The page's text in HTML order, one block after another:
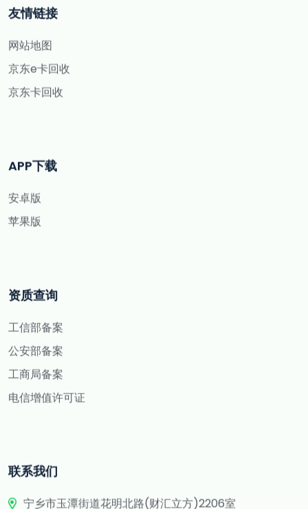
友情链接
网站地图
京东e卡回收
京东卡回收
APP下载
安卓版
苹果版
资质查询
工信部备案
公安部备案
工商局备案
电信增值许可证
联系我们
宁乡市玉潭街道花明北路(财汇立方)2206室